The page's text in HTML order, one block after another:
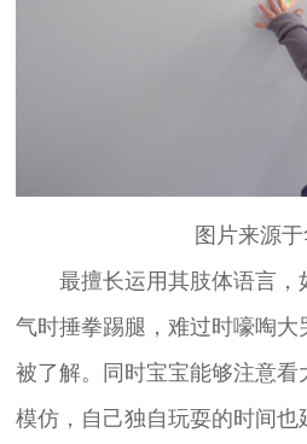
图片来源
最擅长运用其肢体语言，
气时捶拳踢腿，难过时嚎啕大
被了解。同时宝宝能够注意
模仿，自己独自玩耍的时间也